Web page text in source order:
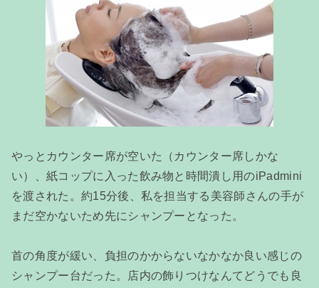
やっとカウンター席が空いた（カウンター席しかな
い）、紙コップに入った飲み物と時間潰し用のiPadmini
を渡された。約15分後、私を担当する美容師さんの手が
まだ空かないため先にシャンプーとなった。
首の角度が緩い、負担のかからないなかなか良い感じの
シャンプー台だった。店内の飾りつけなんてどうでも良